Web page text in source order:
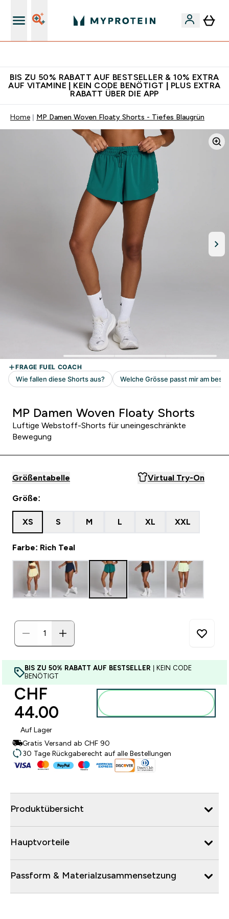
BIS ZU 50% RABATT AUF BESTSELLER & 10% EXTRA
AUF VITAMINE | KEIN CODE BENÖTIGT | PLUS EXTRA
RABATT ÜBER DIE APP
Home MP Damen Woven Floaty Shorts - Tiefes Blaugrün
MP Damen Woven Floaty Shorts
Luftige Webstoff-Shorts für uneingeschränkte
Bewegung
Größentabelle Virtual Try-On
Größe:
XS S M L XL XXL
Farbe: Rich Teal
BIS ZU 50% RABATT AUF BESTSELLER | KEIN CODE
BENÖTIGT
CHF
44.00‎
Auf Lager
Gratis Versand ab CHF 90
30 Tage Rückgaberecht auf alle Bestellungen
Produktübersicht
Hauptvorteile
Passform & Materialzusammensetzung